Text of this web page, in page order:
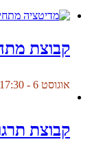
קבוצת
אוגוסט 6 - 17:30
קבוצת